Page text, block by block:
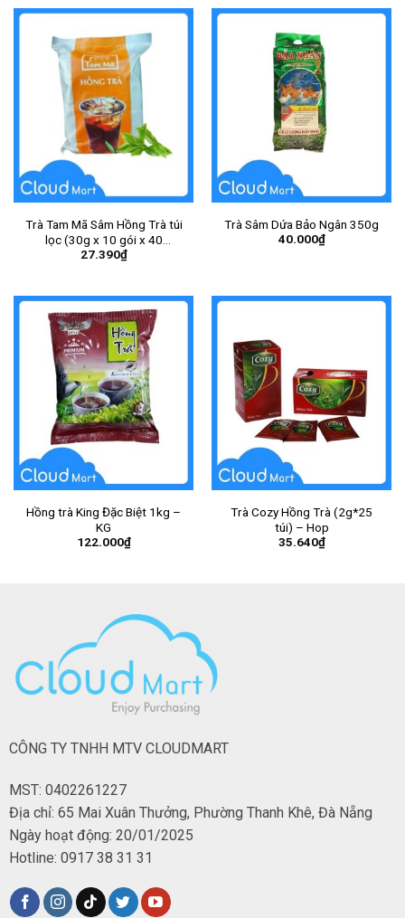
Trà Tam Mã Sâm Hồng Trà túi
lọc (30g x 10 gói x 40
túi/thùng)
27.390₫
Trà Sâm Dứa Bảo Ngân 350g
40.000₫
Hồng trà King Đặc Biệt 1kg –
KG
122.000₫
Trà Cozy Hồng Trà (2g*25
túi) – Hop
35.640₫
CÔNG TY TNHH MTV CLOUDMART
MST: 0402261227
Địa chỉ: 65 Mai Xuân Thưởng, Phường Thanh Khê, Đà Nẵng
Ngày hoạt động: 20/01/2025
Hotline: 0917 38 31 31